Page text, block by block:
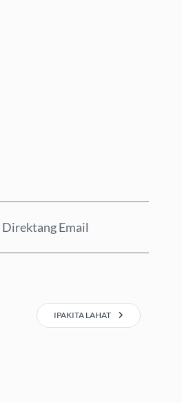
Direktang Email
IPAKITA LAHAT